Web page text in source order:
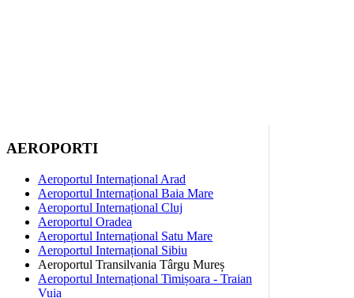
AEROPORTI
Aeroportul Internațional Arad
Aeroportul Internațional Baia Mare
Aeroportul Internațional Cluj
Aeroportul Oradea
Aeroportul Internațional Satu Mare
Aeroportul Internațional Sibiu
Aeroportul Transilvania Târgu Mureș
Aeroportul Internațional Timișoara - Traian
Vuia